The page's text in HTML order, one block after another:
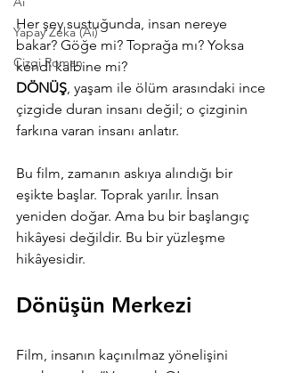
Yapay Zeka (Ai)
Çizgi Roman
Her şey sustuğunda, insan nereye
bakar? Göğe mi? Toprağa mı? Yoksa
kendi kalbine mi?
DÖNÜŞ , yaşam ile ölüm arasındaki ince
çizgide duran insanı değil; o çizginin
farkına varan insanı anlatır.
Bu film, zamanın askıya alındığı bir
eşikte başlar. Toprak yarılır. İnsan
yeniden doğar. Ama bu bir başlangıç
hikâyesi değildir. Bu bir yüzleşme
hikâyesidir.
Dönüşün Merkezi
Film, insanın kaçınılmaz yönelişini